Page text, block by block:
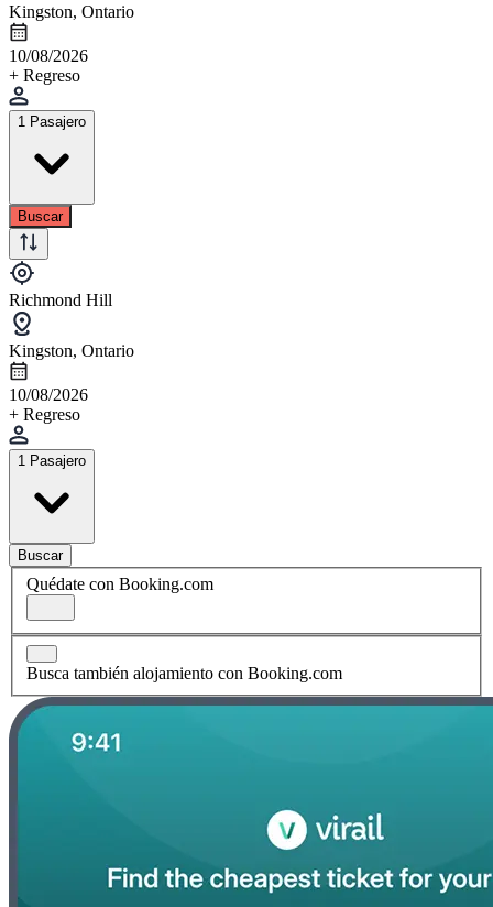
Kingston, Ontario
10/08/2026
+ Regreso
1 Pasajero
Buscar
Richmond Hill
Kingston, Ontario
10/08/2026
+ Regreso
1 Pasajero
Buscar
Quédate con Booking.com
Busca también alojamiento con Booking.com